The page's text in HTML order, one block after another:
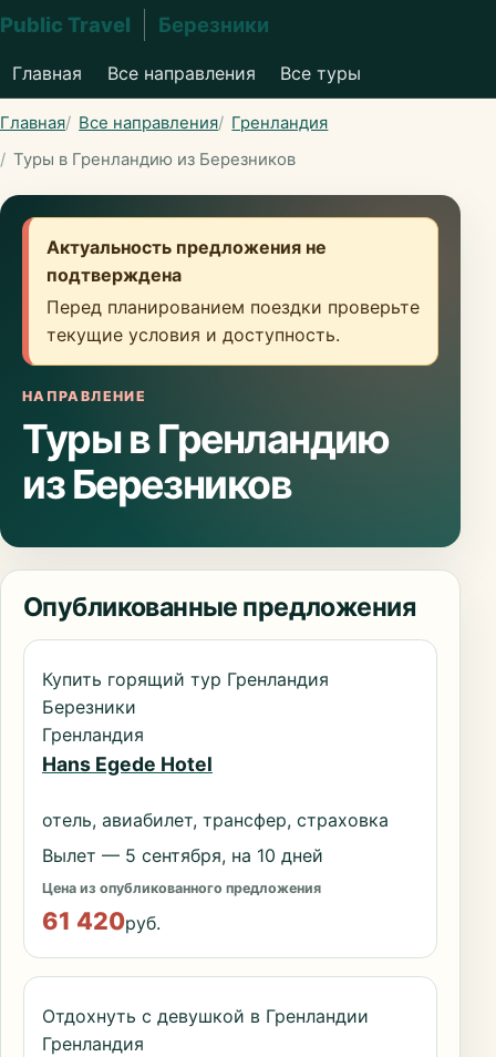
Public Travel Березники
Главная Все направления Все туры
Главная Все направления
Гренландия
Туры в Гренландию из Березников
Актуальность предложения не
подтверждена
Перед планированием поездки проверьте
текущие условия и доступность.
НАПРАВЛЕНИЕ
Туры в Гренландию
из Березников
Опубликованные предложения
Купить горящий тур Гренландия
Березники
Гренландия
Hans Egede Hotel
отель, авиабилет, трансфер, страховка
Вылет — 5 сентября, на 10 дней
Цена из опубликованного предложения
61 420руб.
Отдохнуть с девушкой в Гренландии
Гренландия